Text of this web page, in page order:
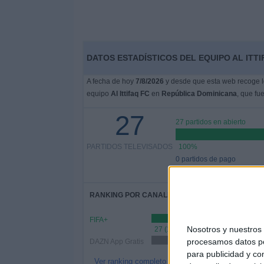
Nosotros y nuestros
procesamos datos
para publicidad y
DATOS ESTADÍSTICOS DEL EQUIPO AL
A fecha de hoy 7/8/2026 y desde que esta web recoge
equipo Al Ittifaq FC en República Dominicana, que
27
PARTIDOS TELEVISADOS
27 partidos en abierto
100%
0 partidos de pago
RANKING POR CANALES
FIFA+
27 (100%)
DAZN App Gratis
14 (51.85%)
Ver ranking completo